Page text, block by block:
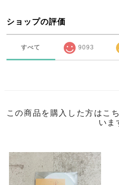
ショップの評価
すべて 9093
この商品を購入した方はこ
いま